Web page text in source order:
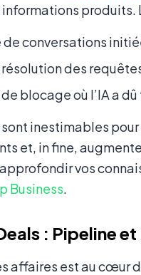
informations produits.
de conversations
des
blocage où l’IA a
inestimables
et, in fine,
vos
Business.
: Pipeline
affaires est au cœur